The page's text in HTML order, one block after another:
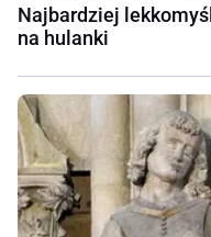
Najbardziej
na hulanki